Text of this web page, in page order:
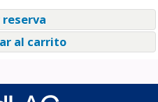
al carrito